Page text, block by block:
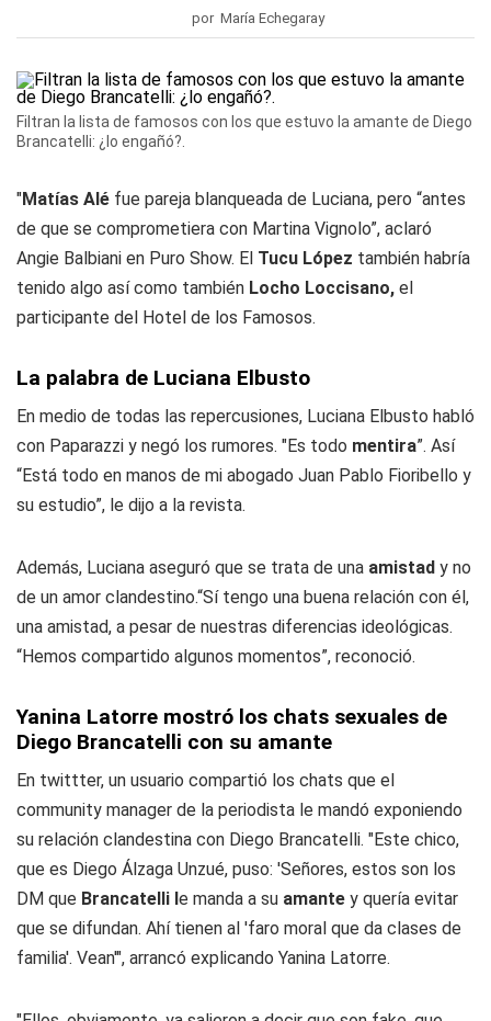
por María Echegaray
Filtran la lista de famosos con los que estuvo la amante de Diego
Brancatelli: ¿lo engañó?.
"Matías Alé fue pareja blanqueada de Luciana, pero “antes
de que se comprometiera con Martina Vignolo”, aclaró
Angie Balbiani en Puro Show. El Tucu López también habría
tenido algo así como también Locho Loccisano, el
participante del Hotel de los Famosos.
La palabra de Luciana Elbusto
En medio de todas las repercusiones, Luciana Elbusto habló
con Paparazzi y negó los rumores. "Es todo mentira”. Así
“Está todo en manos de mi abogado Juan Pablo Fioribello y
su estudio”, le dijo a la revista.
Además, Luciana aseguró que se trata de una amistad y no
de un amor clandestino.“Sí tengo una buena relación con él,
una amistad, a pesar de nuestras diferencias ideológicas.
“Hemos compartido algunos momentos”, reconoció.
Yanina Latorre mostró los chats sexuales de
Diego Brancatelli con su amante
En twittter, un usuario compartió los chats que el
community manager de la periodista le mandó exponiendo
su relación clandestina con Diego Brancatelli. "Este chico,
que es Diego Álzaga Unzué, puso: 'Señores, estos son los
DM que Brancatelli le manda a su amante y quería evitar
que se difundan. Ahí tienen al 'faro moral que da clases de
familia'. Vean'", arrancó explicando Yanina Latorre.